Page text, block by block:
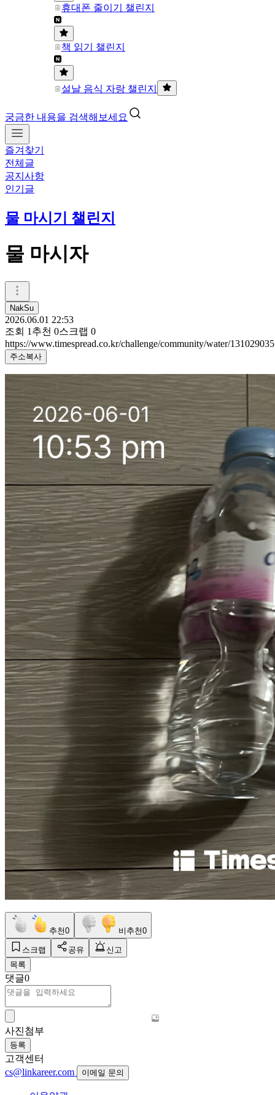
휴대폰 줄이기 챌린지
책 읽기 챌린지
설날 음식 자랑 챌린지
궁금한 내용을 검색해보세요
즐겨찾기
전체글
공지사항
인기글
물 마시기 챌린지
물 마시자
NakSu
2026.06.01 22:53
조회 1 추천 0스크랩 0
https://www.timespread.co.kr/challenge/community/water/131029035
주소복사
추천0 비추천0
스크랩 공유
신고
목록
댓글0
사진첨부
등록
고객센터
cs@linkareer.com
이메일 문의